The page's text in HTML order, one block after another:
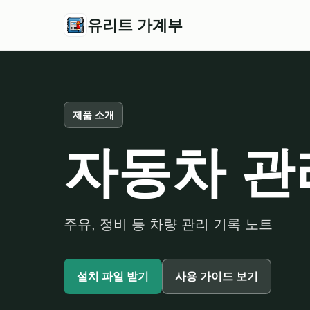
유리트 가계부
제품 소개
자동차
주유, 정비 등 차량 관리 기록 노트
설치 파일 받기 사용 가이드 보기